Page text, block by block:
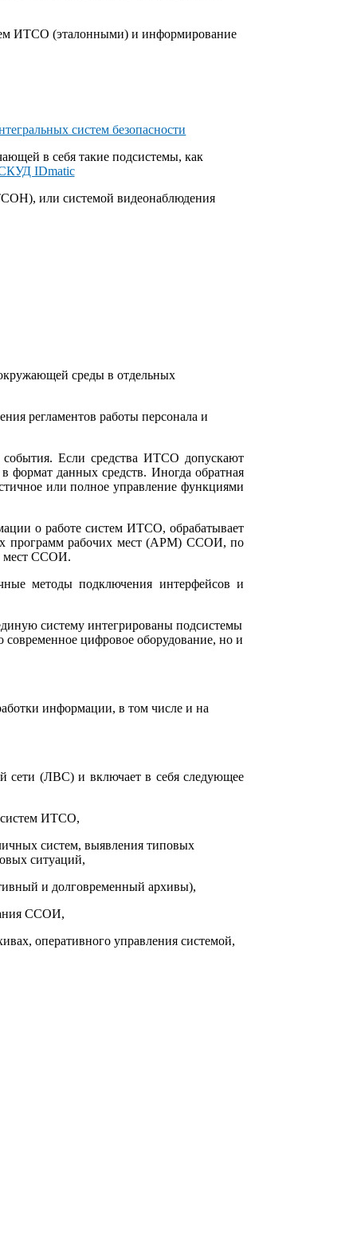
ИТСО (эталонными) и информирование
систем безопасности
в себя такие подсистемы, как
IDmatic
или системой видеонаблюдения
среды в отдельных
регламентов работы персонала и
Если средства ИТСО допускают
данных средств. Иногда обратная
или полное управление функциями
о работе систем ИТСО, обрабатывает
программ рабочих мест (АРМ) ССОИ, по
мест ССОИ.
методы подключения интерфейсов и
систему интегрированы подсистемы
современное цифровое оборудование, но и
информации, в том числе и на
сети (ЛВС) и включает в себя следующее
систем ИТСО,
систем, выявления типовых
ситуаций,
и долговременный архивы),
ССОИ,
оперативного управления системой,